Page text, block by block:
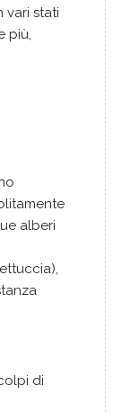
vari stati
più,
alberi
di